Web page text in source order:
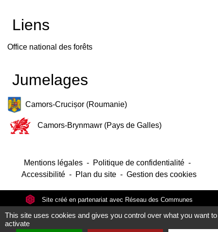
Liens
Office national des forêts
Jumelages
Camors-Crucișor (Roumanie)
Camors-Brynmawr (Pays de Galles)
Mentions légales - Politique de confidentialité -
Accessibilité - Plan du site - Gestion des cookies
Site créé en partenariat avec Réseau des Communes
This site uses cookies and gives you control over what you want to
activate